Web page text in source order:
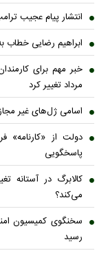
انتشار پیام عجیب
ابراهیم رضایی خطاب
مرداد تغییر کرد
اسامی ژل‌های غیر
دولت از «کارنامه»
پاسخگویی
کالابرگ در آستانه
می‌کند؟
سخنگوی کمیسیون
رسید